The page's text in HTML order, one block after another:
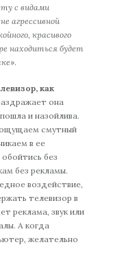
с видами
агрессивной
красивого
находиться будет
».
как
она
и назойлива.
смутный
в ее
без
без рекламы.
воздействие,
телевизор в
реклама, звук или
А когда
желательно